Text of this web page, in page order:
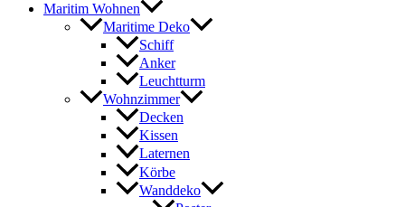
Maritim Wohnen
Maritime Deko
Schiff
Anker
Leuchtturm
Wohnzimmer
Decken
Kissen
Laternen
Körbe
Wanddeko